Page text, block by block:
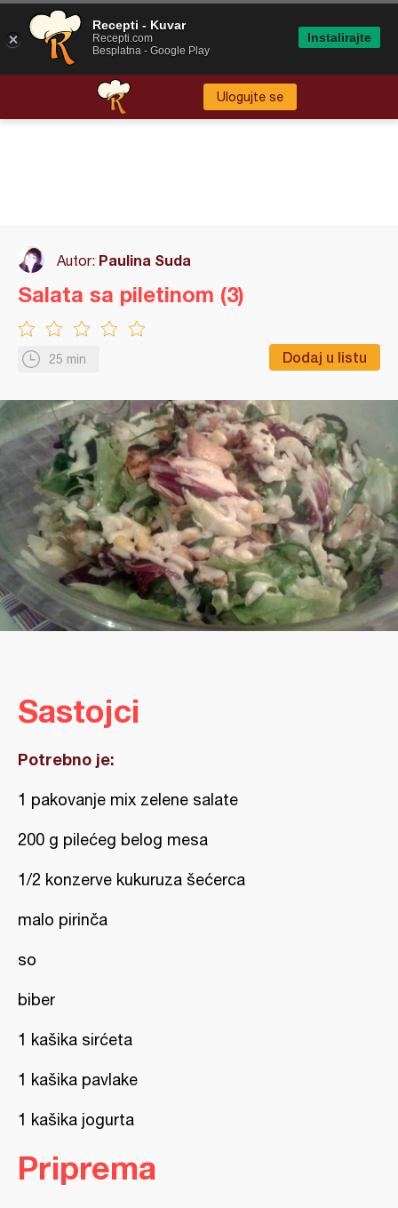
Ulogujte se
Autor: Paulina Suda
25 min Dodaj u listu
Salata sa piletinom (3)
Sastojci
Potrebno je:
1 pakovanje mix zelene salate
200 g pilećeg belog mesa
1/2 konzerve kukuruza šećerca
malo pirinča
so
biber
1 kašika sirćeta
1 kašika pavlake
1 kašika jogurta
Priprema
Recepti - Kuvar
Recepti.com
Besplatna - Google Play
Instalirajte